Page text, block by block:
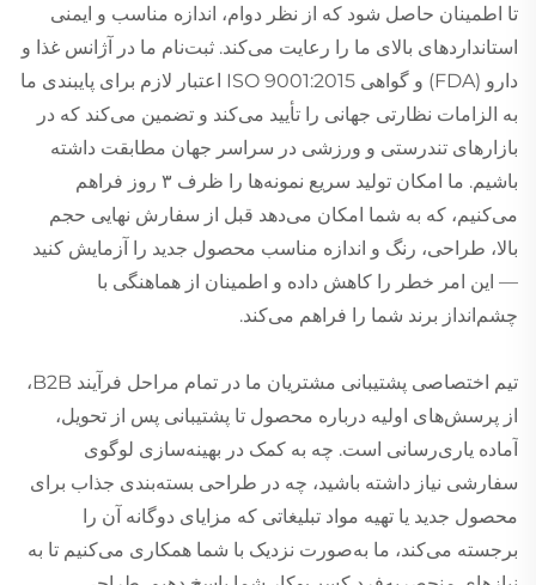
تا اطمینان حاصل شود که از نظر دوام، اندازه مناسب و ایمنی
استانداردهای بالای ما را رعایت می‌کند. ثبت‌نام ما در آژانس غذا و
دارو (FDA) و گواهی ISO 9001:2015 اعتبار لازم برای پایبندی ما
به الزامات نظارتی جهانی را تأیید می‌کند و تضمین می‌کند که در
بازارهای تندرستی و ورزشی در سراسر جهان مطابقت داشته
باشیم. ما امکان تولید سریع نمونه‌ها را ظرف ۳ روز فراهم
می‌کنیم، که به شما امکان می‌دهد قبل از سفارش نهایی حجم
بالا، طراحی، رنگ و اندازه مناسب محصول جدید را آزمایش کنید
— این امر خطر را کاهش داده و اطمینان از هماهنگی با
چشم‌انداز برند شما را فراهم می‌کند.
تیم اختصاصی پشتیبانی مشتریان ما در تمام مراحل فرآیند B2B،
از پرسش‌های اولیه درباره محصول تا پشتیبانی پس از تحویل،
آماده یاری‌رسانی است. چه به کمک در بهینه‌سازی لوگوی
سفارشی نیاز داشته باشید، چه در طراحی بسته‌بندی جذاب برای
محصول جدید یا تهیه مواد تبلیغاتی که مزایای دوگانه آن را
برجسته می‌کند، ما به‌صورت نزدیک با شما همکاری می‌کنیم تا به